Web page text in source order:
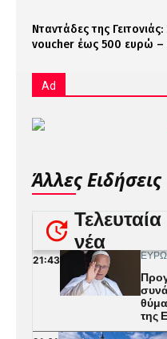
Νταντάδες της
voucher έως 500 ευρώ –
Ad
Άλλες Ειδήσεις